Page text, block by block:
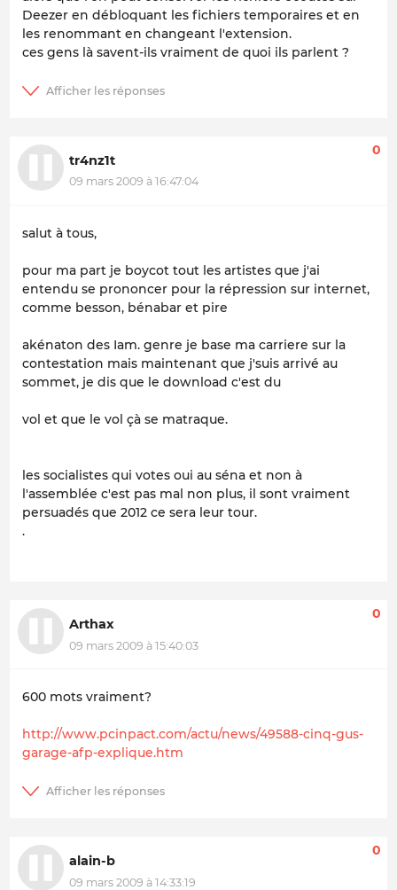
Deezer en débloquant les fichiers temporaires et en
les renommant en changeant l'extension.
ces gens là savent-ils vraiment de quoi ils parlent ?
tr4nz1t
09 mars 2009 à 16:47:04
0
salut à tous,
pour ma part je boycot tout les artistes que j'ai
entendu se prononcer pour la répression sur internet,
comme besson, bénabar et pire
akénaton des Iam. genre je base ma carriere sur la
contestation mais maintenant que j'suis arrivé au
sommet, je dis que le download c'est du
vol et que le vol çà se matraque.
les socialistes qui votes oui au séna et non à
l'assemblée c'est pas mal non plus, il sont vraiment
persuadés que 2012 ce sera leur tour.
.
Arthax
09 mars 2009 à 15:40:03
0
600 mots vraiment?
http://www.pcinpact.com/actu/news/49588-cinq-gus-
garage-afp-explique.htm
alain-b
09 mars 2009 à 14:33:19
0